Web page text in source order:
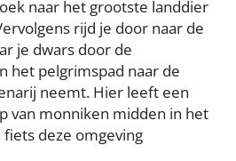
naar het grootste landdier
rijd je door naar de
je dwars door de
het pelgrimspad naar de
neemt. Hier leeft een
van monniken midden in het
fiets deze omgeving